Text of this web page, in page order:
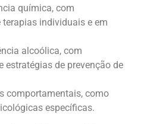
química, com
individuais e em
alcoólica, com
de prevenção de
comportamentais, como
específicas.